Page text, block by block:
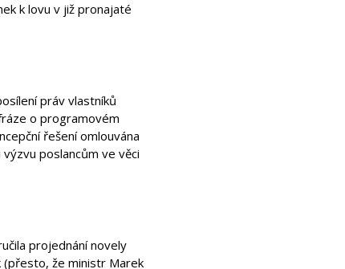
k lovu v již pronajaté
práv vlastníků
o programovém
řešení omlouvána
poslancům ve věci
projednání novely
(přesto, že ministr Marek